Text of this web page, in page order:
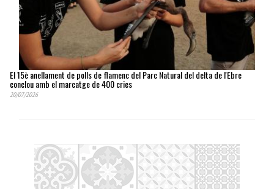
El 15è anellament de polls de flamenc del Parc Natural del delta de l'Ebre
conclou amb el marcatge de 400 cries
20/07/2026